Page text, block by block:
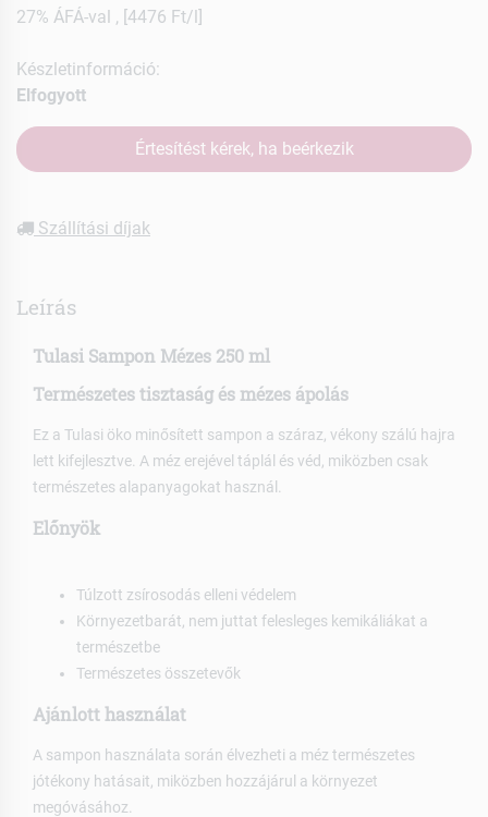
27% ÁFÁ-val , [4476 Ft/l]
Készletinformáció:
Elfogyott
Értesítést kérek, ha beérkezik
Szállítási díjak
Leírás
Tulasi Sampon Mézes 250 ml
Természetes tisztaság és mézes ápolás
Ez a Tulasi öko minősített sampon a száraz, vékony szálú hajra
lett kifejlesztve. A méz erejével táplál és véd, miközben csak
természetes alapanyagokat használ.
Előnyök
Túlzott zsírosodás elleni védelem
Környezetbarát, nem juttat felesleges kemikáliákat a
természetbe
Természetes összetevők
Ajánlott használat
A sampon használata során élvezheti a méz természetes
jótékony hatásait, miközben hozzájárul a környezet
megóvásához.